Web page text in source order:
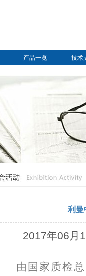
产品一览 技术
利曼
2017年06月
由国家质检